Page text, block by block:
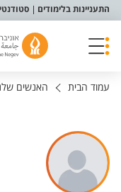
תפריט נגישות
התעניינות בלימודים
עמוד הבית האנשים